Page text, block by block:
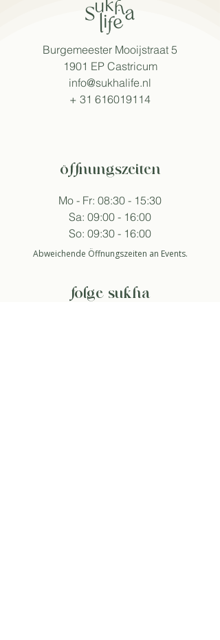
Burgemeester Mooijstraat 5
1901 EP Castricum
info@sukhalife.nl
+ 31 616019114
öffnungszeiten
Mo - Fr: 08:30 - 15:30
Sa: 09:00 - 16:00
So: 09:30 - 16:00
Abweichende Öffnungszeiten an Events.
folge sukha